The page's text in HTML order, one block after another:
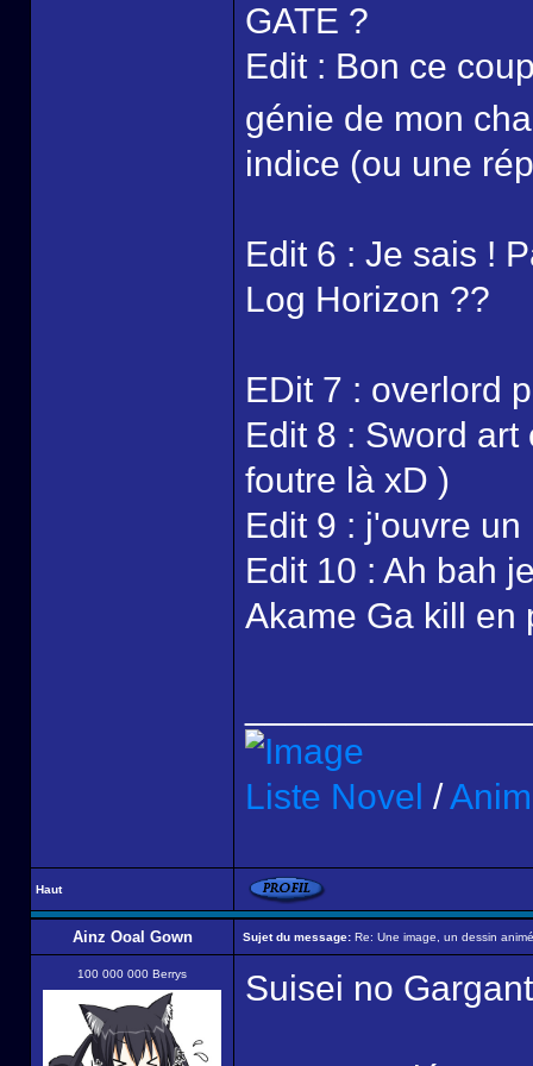
GATE ?
Edit : Bon ce
génie de mon
indice (ou une
Edit 6 : Je sais !
Log Horizon ??
EDit 7 : overlord
Edit 8 : Sword
foutre là xD )
Edit 9 : j'ouvre
Edit 10 : Ah bah
Akame Ga kill en
Liste Novel /
Haut
Ainz Ooal Gown Sujet du message: Re: Une image, un dessin
100 000 000 Berrys Suisei no